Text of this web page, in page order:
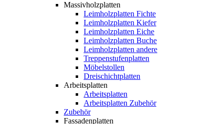
Massivholzplatten
Leimholzplatten Fichte
Leimholzplatten Kiefer
Leimholzplatten Eiche
Leimholzplatten Buche
Leimholzplatten andere
Treppenstufenplatten
Möbelstollen
Dreischichtplatten
Arbeitsplatten
Arbeitsplatten
Arbeitsplatten Zubehör
Zubehör
Fassadenplatten